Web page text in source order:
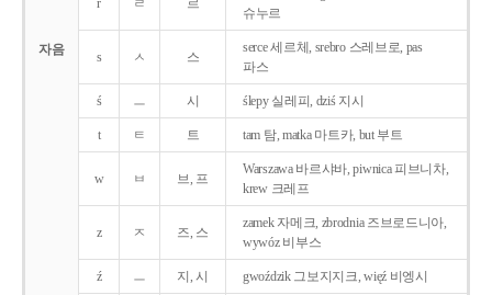
자음
r ㄹ 르
슈누르
s ㅅ 스
serce 세르체, srebro 스레브로, pas
파스
ś ㅡ 시 ślepy 실레피, dziś 지시
t ㅌ 트 tam 탐, matka 마트카, but 부트
w ㅂ 브, 프
Warszawa 바르샤바, piwnica 피브니차,
krew 크레프
z ㅈ 즈, 스
zamek 자메크, zbrodnia 즈브로드니아,
wywóz 비부스
ź ㅡ 지, 시 gwoździk 그보지지크, więź 비엥시